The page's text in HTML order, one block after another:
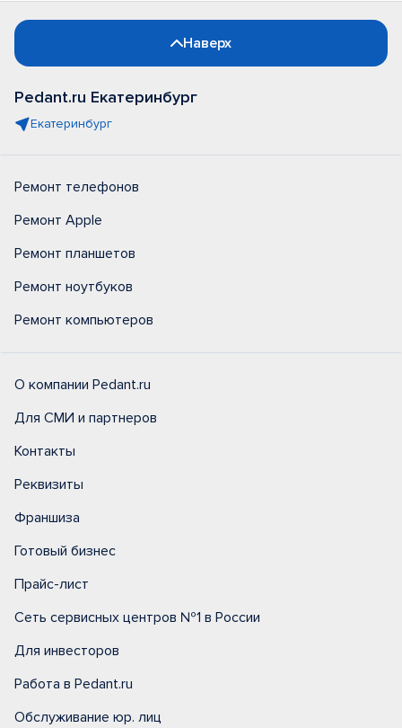
Наверх
Pedant.ru Екатеринбург
Екатеринбург
Ремонт телефонов
Ремонт Apple
Ремонт планшетов
Ремонт ноутбуков
Ремонт компьютеров
О компании Pedant.ru
Для СМИ и партнеров
Контакты
Реквизиты
Франшиза
Готовый бизнес
Прайс-лист
Сеть сервисных центров №1 в России
Для инвесторов
Работа в Pedant.ru
Обслуживание юр. лиц